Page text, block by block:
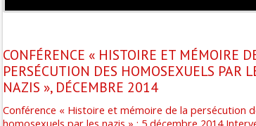
CONFÉRENCE « HISTOIRE ET MÉMOIRE
PERSÉCUTION DES HOMOSEXUELS PAR
NAZIS », DÉCEMBRE 2014
Conférence « Histoire et mémoire de la persécution